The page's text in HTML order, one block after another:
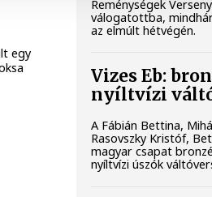
egy
Reménységek
válogatottba,
az elmúlt hétvégén.
Vizes Eb:
nyíltvízi
A Fábián Bettina,
Rasovszky Kristóf,
magyar csapat
nyíltvízi úszók